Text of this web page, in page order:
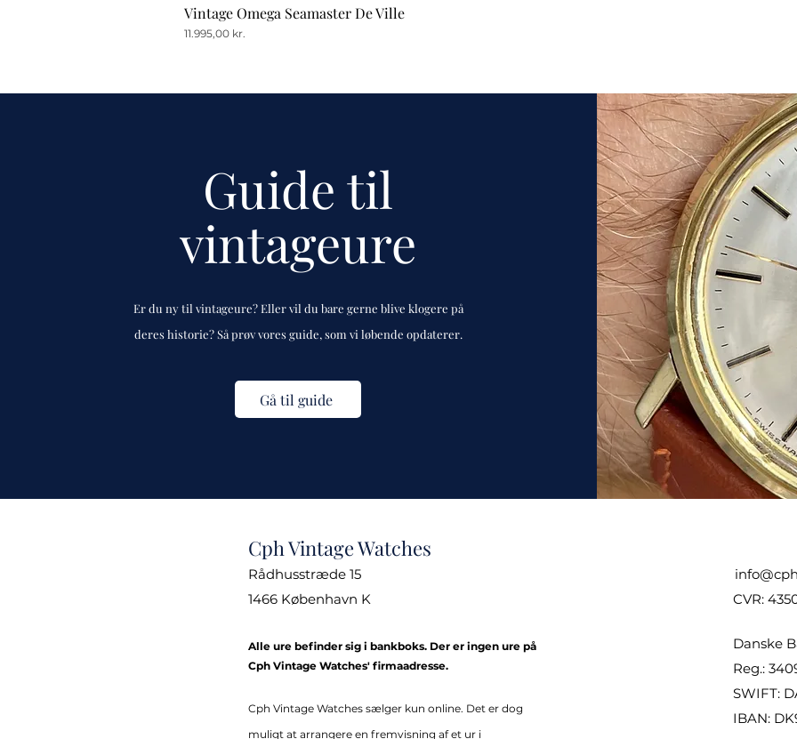
Vintage Omega Seamaster De Ville
Pris
11.995,00 kr.
Guide til
vintageure
Er du ny til vintageure? Eller vil du bare gerne blive klogere på
deres historie? Så prøv vores guide, som vi løbende opdaterer.
Gå til guide
Cph Vintage Watches
Rådhusstræde 15
1466 København K
Alle ure befinder sig i bankboks. Der er ingen ure på
Cph Vintage Watches' firmaadresse.
Cph Vintage Watches sælger kun online. Det er dog
muligt at arrangere en fremvisning af et ur i
CVR:
Danske
Reg.:
SWIFT:
IBAN: